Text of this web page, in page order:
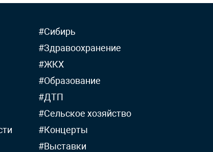
#Сибирь
#Здравоохранение
#ЖКХ
#Образование
#ДТП
#Сельское хозяйство
#Концерты
#Выставки